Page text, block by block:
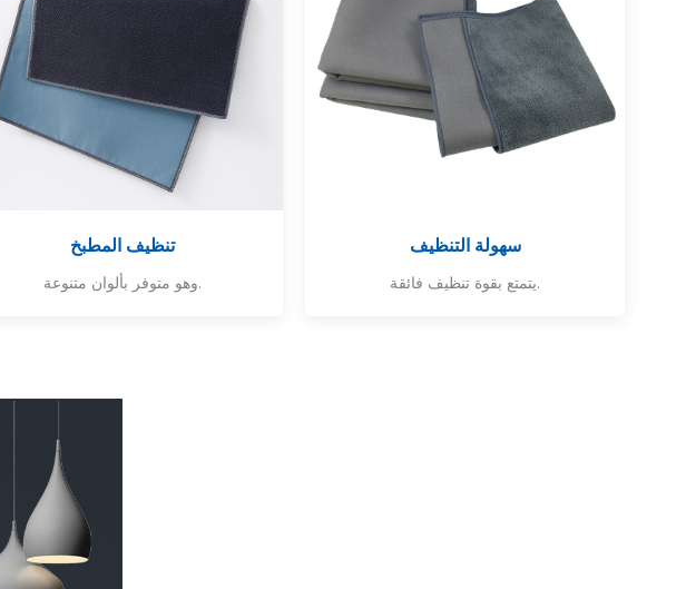
تنظيف المطبخ
وهو متوفر بألوان متنوعة.
سهولة التنظيف
يتمتع بقوة تنظيف فائقة.